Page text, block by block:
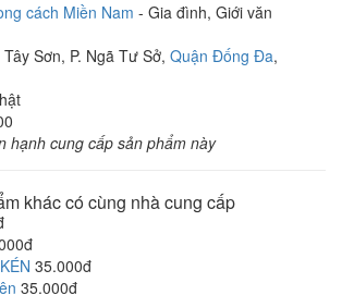
cách Miền Nam - Gia đình, Giới văn
Sơn, P. Ngã Tư Sở, Quận Đống Đa,
hạnh cung cấp sản phẩm này
khác có cùng nhà cung cấp
35.000đ
35.000đ